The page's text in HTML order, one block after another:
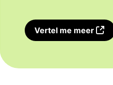
Vertel me meer